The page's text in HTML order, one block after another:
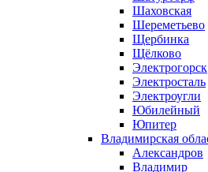
Шаховская
Шереметьево
Щербинка
Щёлково
Электрогорск
Электросталь
Электроугли
Юбилейный
Юпитер
Владимирская
Александров
Владимир